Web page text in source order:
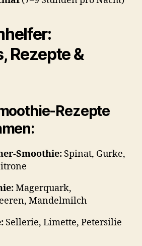
Rezepte &
Rezepte
Smoothie: Spinat, Gurke,
Magerquark,
Mandelmilch
Sellerie, Limette, Petersilie